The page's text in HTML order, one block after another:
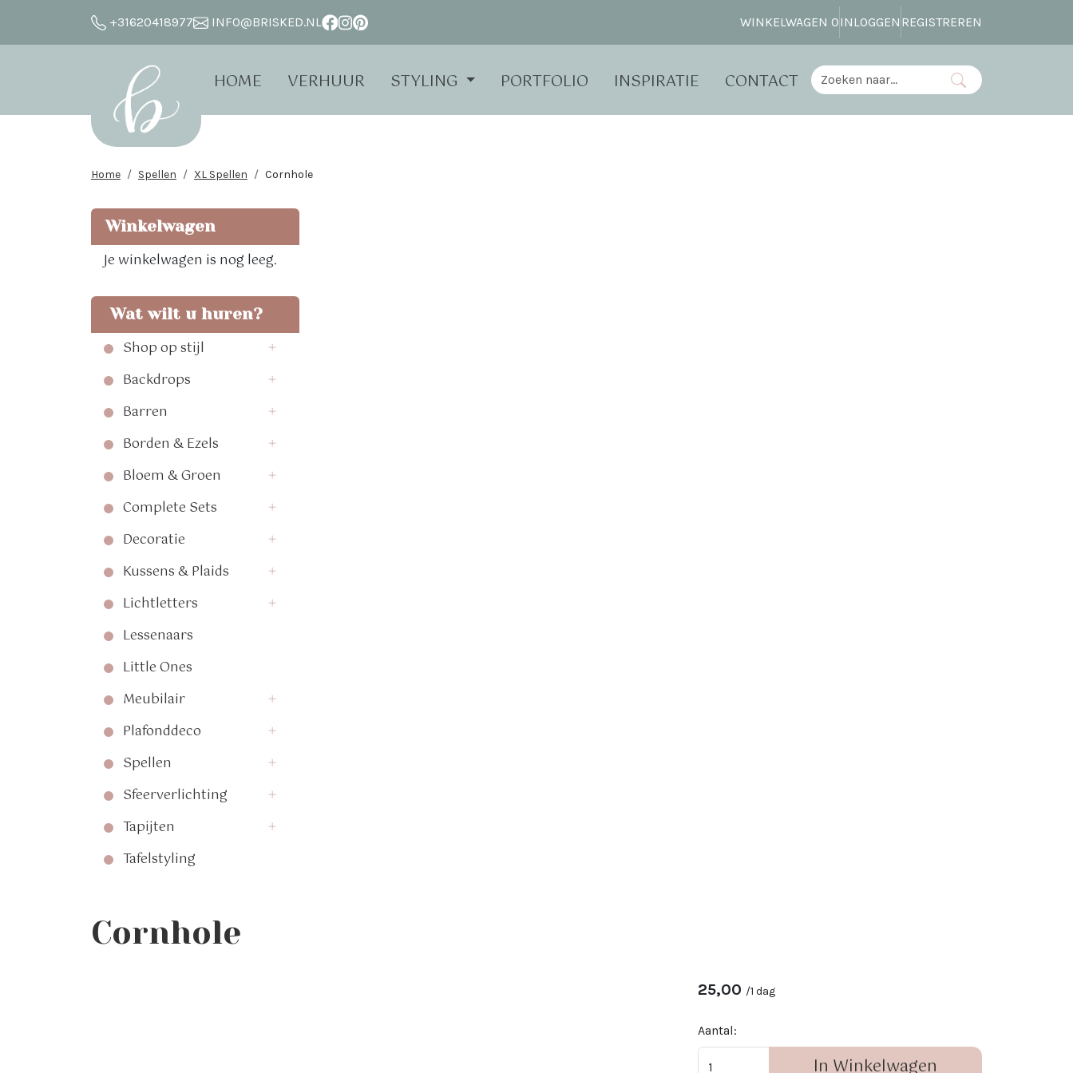
+31620418977 INFO@BRISKED.NL WINKELWAGEN 0INLOGGEN REGISTREREN
HOME STYLING
VERHUUR PORTFOLIO INSPIRATIE CONTACT
Home Spellen XL Spellen Cornhole
Winkelwagen
Je winkelwagen is nog leeg.
Wat wilt u huren?
Shop op stijl
Backdrops
Barren
Borden & Ezels
Bloem & Groen
Complete Sets
Decoratie
Kussens & Plaids
Lichtletters
Lessenaars
Little Ones
Meubilair
Plafonddeco
Spellen
Sfeerverlichting
Tapijten
Tafelstyling
Cornhole
25,00 /1 dag
Aantal:
In Winkelwagen